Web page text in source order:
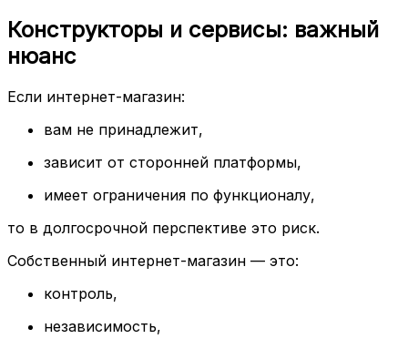
Конструкторы и сервисы: важный
нюанс
Если интернет-магазин:
вам не принадлежит,
зависит от сторонней платформы,
имеет ограничения по функционалу,
то в долгосрочной перспективе это риск.
Собственный интернет-магазин — это:
контроль,
независимость,